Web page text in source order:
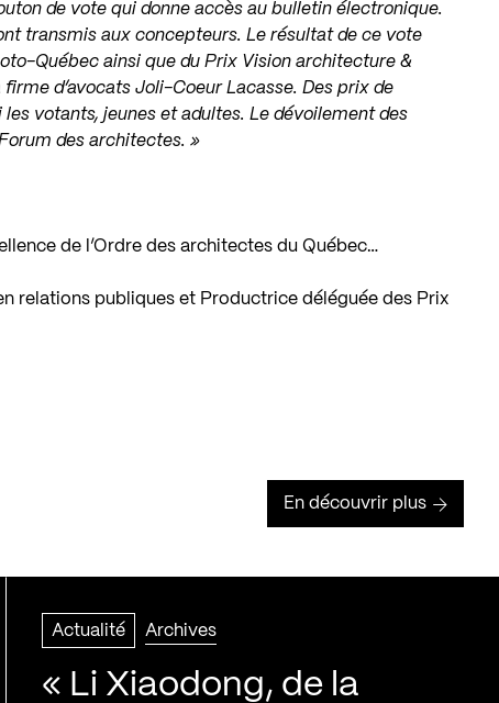
de vote qui donne accès au bulletin électronique.
transmis aux concepteurs. Le résultat de ce vote
Québec ainsi que du Prix Vision architecture &
d’avocats Joli-Coeur Lacasse. Des prix de
votants, jeunes et adultes. Le dévoilement des
des architectes. »
de l’Ordre des architectes du Québec…
relations publiques et Productrice déléguée des Prix
En découvrir plus
Actualité Archives
« Li Xiaodong, de la